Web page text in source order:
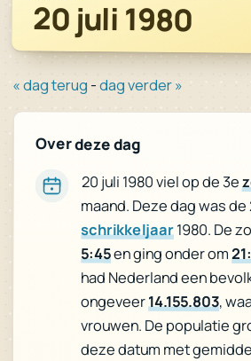
20 juli 1980
« dag terug -dag verder »
Over deze dag
20 juli 1980 viel op de 3e
maand. Deze dag was
schrikkeljaar1980. De
5:45en ging onder om
had Nederland een
ongeveer14.155.803,
vrouwen. De populatie
deze datum met